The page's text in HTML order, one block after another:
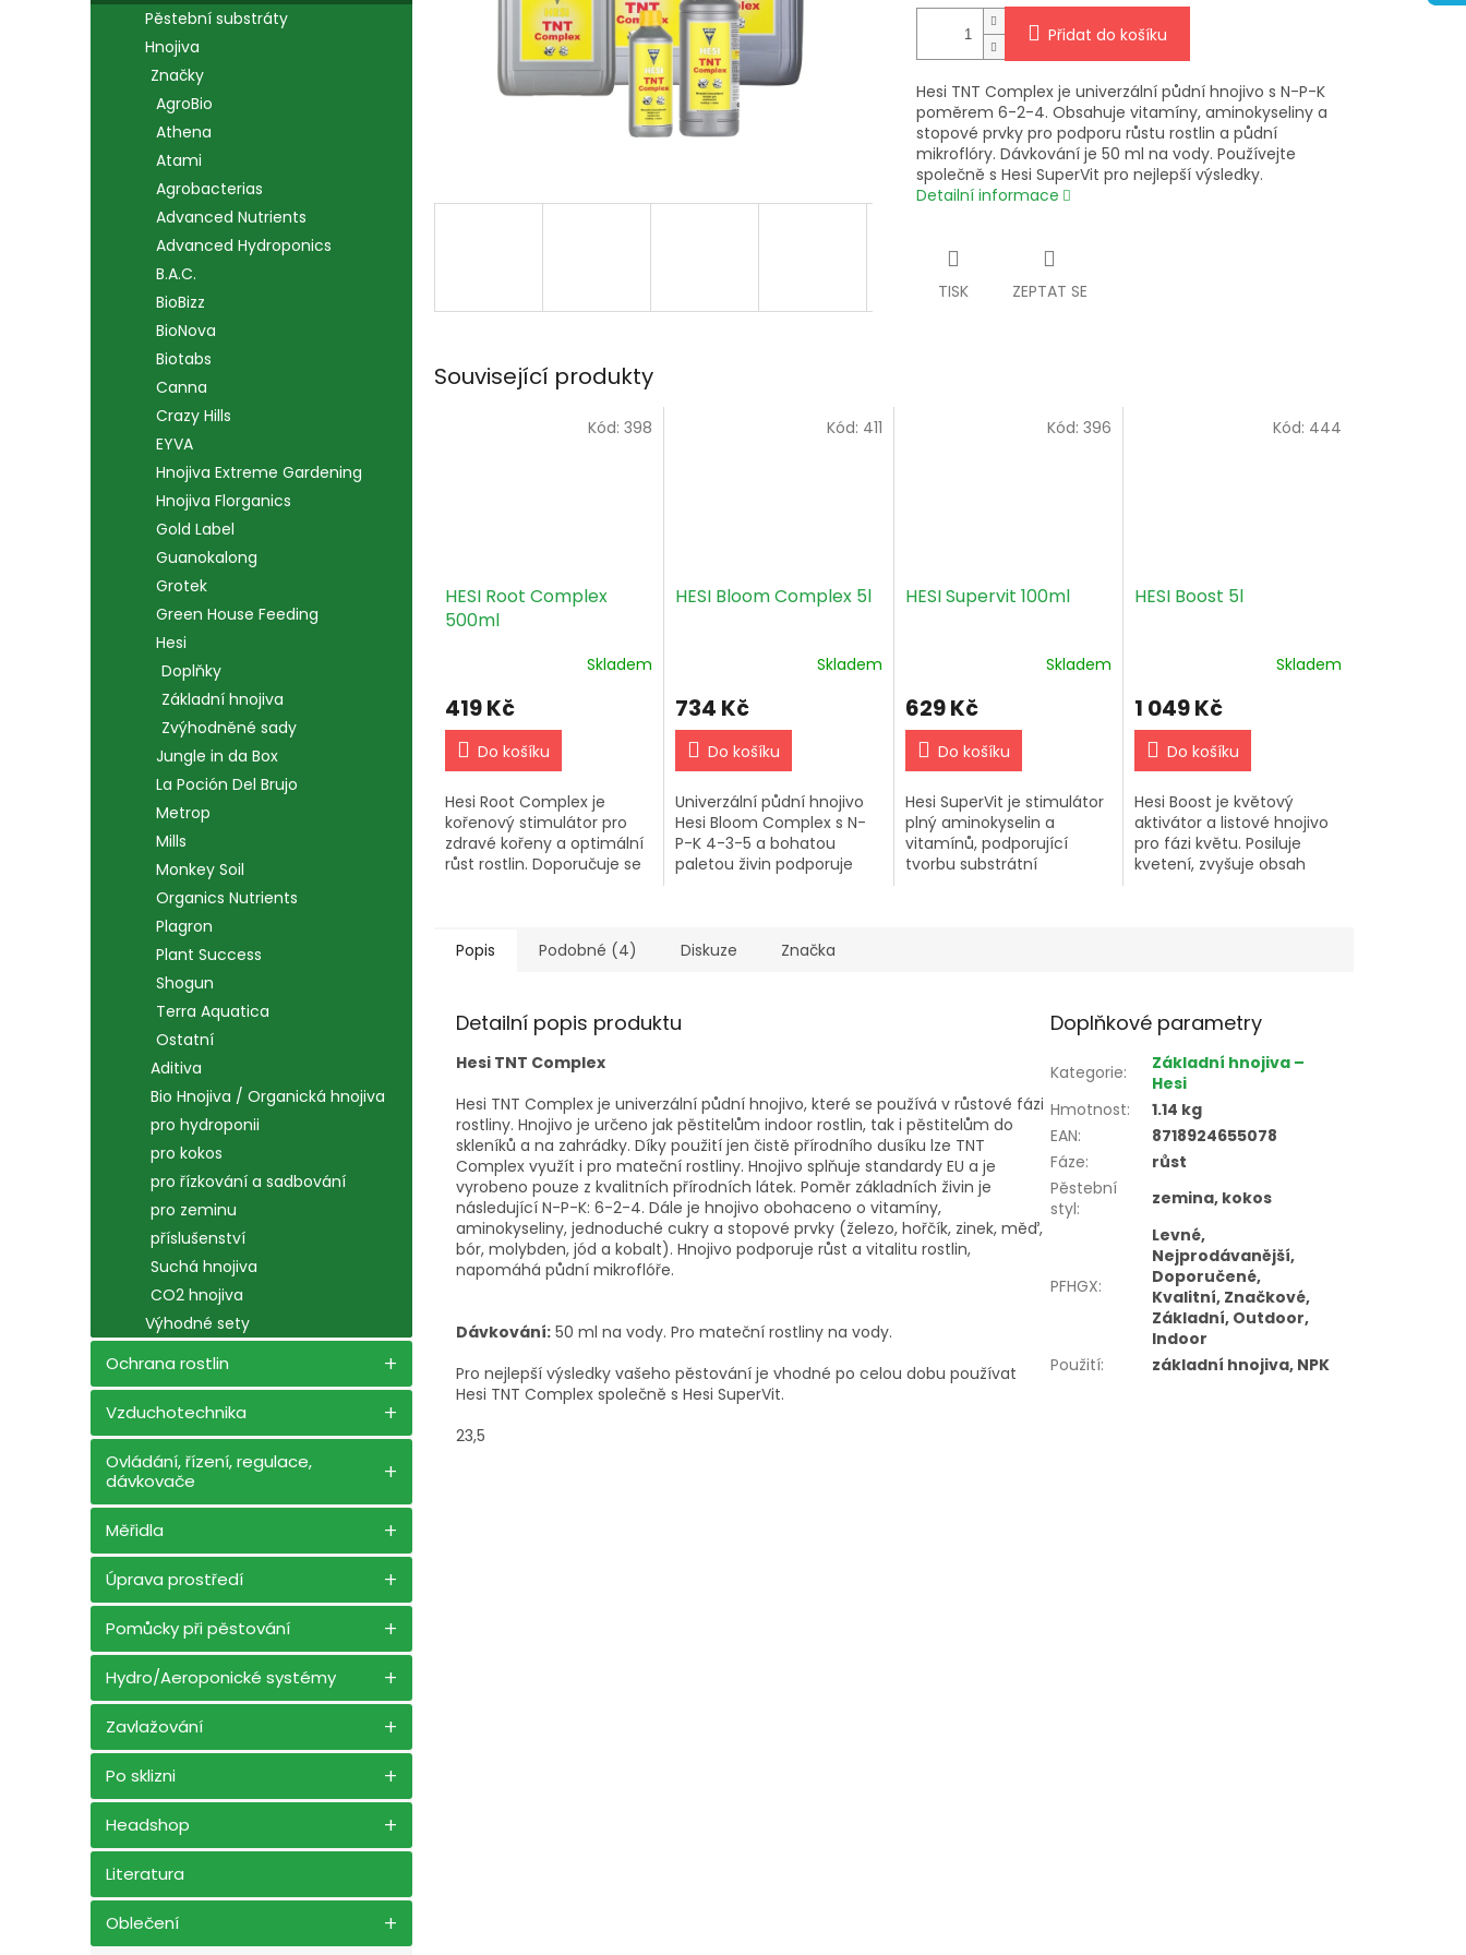
Pěstební substráty
Hnojiva
Značky
AgroBio
Athena
Atami
Agrobacterias
Advanced Nutrients
Advanced Hydroponics
B.A.C.
BioBizz
BioNova
Biotabs
Canna
Crazy Hills
EYVA
Hnojiva Extreme Gardening
Hnojiva Florganics
Gold Label
Guanokalong
Grotek
Green House Feeding
Hesi
Doplňky
Základní hnojiva
Zvýhodněné sady
Jungle in da Box
La Poción Del Brujo
Metrop
Mills
Monkey Soil
Organics Nutrients
Plagron
Plant Success
Shogun
Terra Aquatica
Ostatní
Aditiva
Bio Hnojiva / Organická hnojiva
pro hydroponii
pro kokos
pro řízkování a sadbování
pro zeminu
příslušenství
Suchá hnojiva
CO2 hnojiva
Výhodné sety
Ochrana rostlin
Vzduchotechnika
Ovládání, řízení, regulace,
dávkovače
Měřidla
Úprava prostředí
Pomůcky při pěstování
Hydro/Aeroponické systémy
Zavlažování
Po sklizni
Headshop
Literatura
Oblečení
Přidat do košíku
Hesi TNT Complex je univerzální půdní hnojivo s N-P-K
poměrem 6-2-4. Obsahuje vitamíny, aminokyseliny a
stopové prvky pro podporu růstu rostlin a půdní
mikroflóry. Dávkování je 50 ml na vody. Používejte
společně s Hesi SuperVit pro nejlepší výsledky.
Detailní informace
TISK ZEPTAT SE
Související produkty
HESI Root Complex
500ml
Skladem
419 Kč
Do košíku
Hesi Root Complex je
kořenový stimulátor pro
zdravé kořeny a optimální
růst rostlin. Doporučuje se
stopové...
Kód: 398
HESI Bloom Complex 5l
Skladem
734 Kč
Do košíku
Univerzální půdní hnojivo
Hesi Bloom Complex s N-
P-K 4-3-5 a bohatou
paletou živin podporuje
a pH...
Kód: 411
HESI Supervit 100ml
Skladem
629 Kč
Do košíku
Hesi SuperVit je stimulátor
plný aminokyselin a
vitamínů, podporující
tvorbu substrátní
Kód:396
HESI Boost 5l
Skladem
1 049 Kč
Do košíku
Hesi Boost je květový
aktivátor a listové hnojivo
pro fázi květu. Posiluje
kvetení, zvyšuje obsah
Kód: 444
Popis Podobné (4) Diskuze Značka
Detailní popis produktu
Hesi TNT Complex
Hesi TNT Complex je univerzální půdní hnojivo, které se používá v růstové fázi
rostliny. Hnojivo je určeno jak pěstitelům indoor rostlin, tak i pěstitelům do
skleníků a na zahrádky. Díky použití jen čistě přírodního dusíku lze TNT
Complex využít i pro mateční rostliny. Hnojivo splňuje standardy EU a je
vyrobeno pouze z kvalitních přírodních látek. Poměr základních živin je
následující N-P-K: 6-2-4. Dále je hnojivo obohaceno o vitamíny,
aminokyseliny, jednoduché cukry a stopové prvky (železo, hořčík, zinek, měď,
bór, molybden, jód a kobalt). Hnojivo podporuje růst a vitalitu rostlin,
napomáhá půdní mikroflóře.
Dávkování: 50 ml na vody. Pro mateční rostliny na vody.
Pro nejlepší výsledky vašeho pěstování je vhodné po celou dobu používat
Hesi TNT Complex společně s Hesi SuperVit.
23,5
Doplňkové parametry
Kategorie:
Základní hnojiva –
Hesi
Hmotnost:
1.14 kg
EAN:
8718924655078
Fáze:
růst
Pěstební
styl: zemina, kokos
PFHGX:
Levné,
Nejprodávanější,
Doporučené,
Kvalitní, Značkové,
Základní, Outdoor,
Indoor
Použití: základní hnojiva, NPK